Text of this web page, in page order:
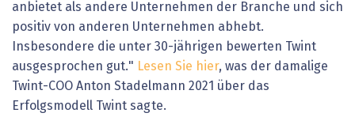
anbietet als andere Unternehmen der Branche und sich
positiv von anderen Unternehmen abhebt.
Insbesondere die unter 30-jährigen bewerten Twint
ausgesprochen gut." Lesen Sie hier, was der damalige
Twint-COO Anton Stadelmann 2021 über das
Erfolgsmodell Twint sagte.